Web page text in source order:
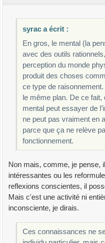
syrac a écrit :
En gros, le mental (la
avec des outils
perception du monde
produit des choses
ce type de
le même plan. De ce
mental peut essayer de
ne peut pas vraiment en
parce que ça ne relève
fonctionnement.
Non mais, comme, je pense,
intéressantes ou les
reflexions conscientes, il
Mais c'est une activité ni
inconsciente, je dirais.
Ces connaissances ne